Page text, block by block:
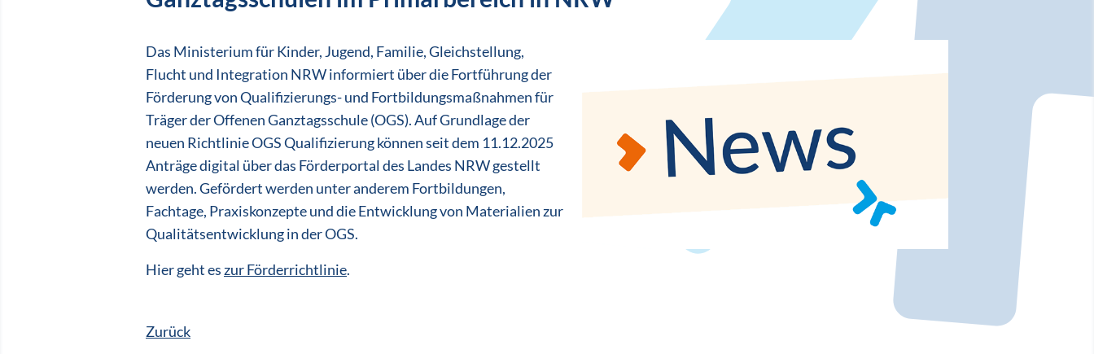
Das Ministerium für Kinder, Jugend, Familie, Gleichstellung,
Flucht und Integration NRW informiert über die Fortführung der
Förderung von Qualifizierungs- und Fortbildungsmaßnahmen für
Träger der Offenen Ganztagsschule (OGS). Auf Grundlage der
neuen Richtlinie OGS Qualifizierung können seit dem 11.12.2025
Anträge digital über das Förderportal des Landes NRW gestellt
werden. Gefördert werden unter anderem Fortbildungen,
Fachtage, Praxiskonzepte und die Entwicklung von Materialien zur
Qualitätsentwicklung in der OGS.
Hier geht es zur Förderrichtlinie.
Zurück